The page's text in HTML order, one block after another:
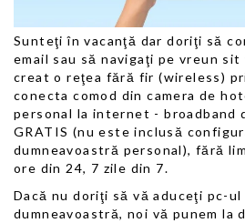
Sunteţi în vacanţă dar doriţi să
email sau să navigaţi pe vreun
creat o reţea fără fir (wireless)
conecta comod din camera de
personal la internet - broadband
GRATIS (nu este inclusă
dumneavoastră personal), fără
ore din 24, 7 zile din 7.
Dacă nu doriţi să vă aduceţi pc-
dumneavoastră, noi vă punem la